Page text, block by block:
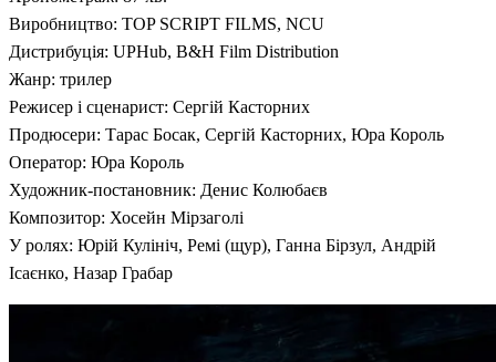
Виробництво: TOP SCRIPT FILMS, NCU
Дистрибуція: UPHub, B&H Film Distribution
Жанр: трилер
Режисер і сценарист: Сергій Касторних
Продюсери: Тарас Босак, Сергій Касторних, Юра Король
Оператор: Юра Король
Художник-постановник: Денис Колюбаєв
Композитор: Хосейн Мірзаголі
У ролях: Юрій Кулініч, Ремі (щур), Ганна Бірзул, Андрій
Ісаєнко, Назар Грабар